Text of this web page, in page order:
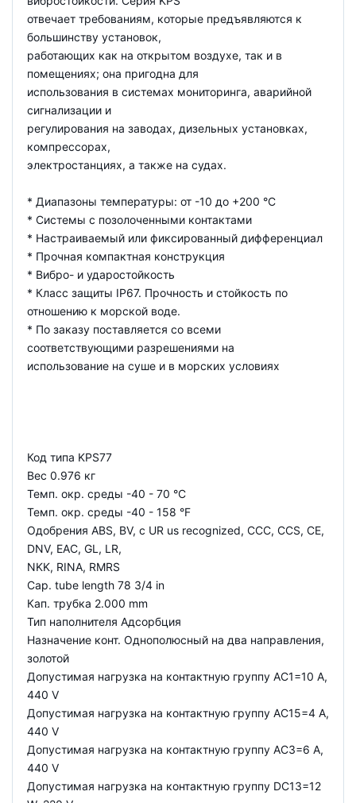
отвечает требованиям, которые предъявляются к
большинству установок,
работающих как на открытом воздухе, так и в
помещениях; она пригодна для
использования в системах мониторинга, аварийной
сигнализации и
регулирования на заводах, дизельных установках,
компрессорах,
электростанциях, а также на судах.
* Диапазоны температуры: от -10 до +200 °С
* Системы с позолоченными контактами
* Настраиваемый или фиксированный дифференциал
* Прочная компактная конструкция
* Вибро- и ударостойкость
* Класс защиты IP67. Прочность и стойкость по
отношению к морской воде.
* По заказу поставляется со всеми
соответствующими разрешениями на
использование на суше и в морских условиях
Код типа KPS77
Вес 0.976 кг
Темп. окр. среды -40 - 70 °C
Темп. окр. среды -40 - 158 °F
Одобрения ABS, BV, c UR us recognized, CCC, CCS, CE,
DNV, EAC, GL, LR,
NKK, RINA, RMRS
Cap. tube length 78 3/4 in
Кап. трубка 2.000 mm
Тип наполнителя Адсорбция
Назначение конт. Однополюсный на два направления,
золотой
Допустимая нагрузка на контактную группу AC1=10 A,
440 V
Допустимая нагрузка на контактную группу AC15=4 A,
440 V
Допустимая нагрузка на контактную группу AC3=6 A,
440 V
Допустимая нагрузка на контактную группу DC13=12